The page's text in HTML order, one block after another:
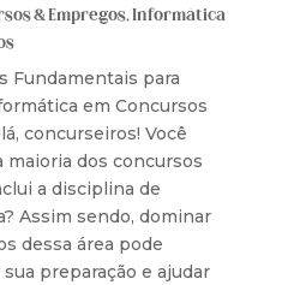
& Empregos,Informática
Fundamentais para
em Concursos
concurseiros! Você
maioria dos concursos
a disciplina de
Assim sendo, dominar
dessa área pode
preparação e ajudar